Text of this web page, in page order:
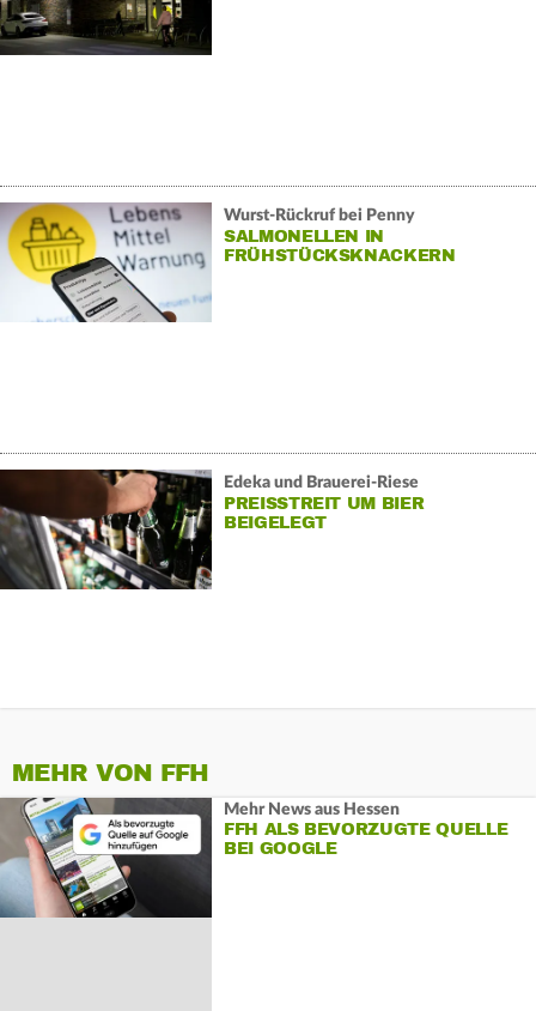
Wurst-Rückruf bei Penny
SALMONELLEN IN
FRÜHSTÜCKSKNACKERN
Edeka und Brauerei-Riese
PREISSTREIT UM BIER
BEIGELEGT
MEHR VON FFH
Mehr News aus Hessen
FFH ALS BEVORZUGTE QUELLE
BEI GOOGLE